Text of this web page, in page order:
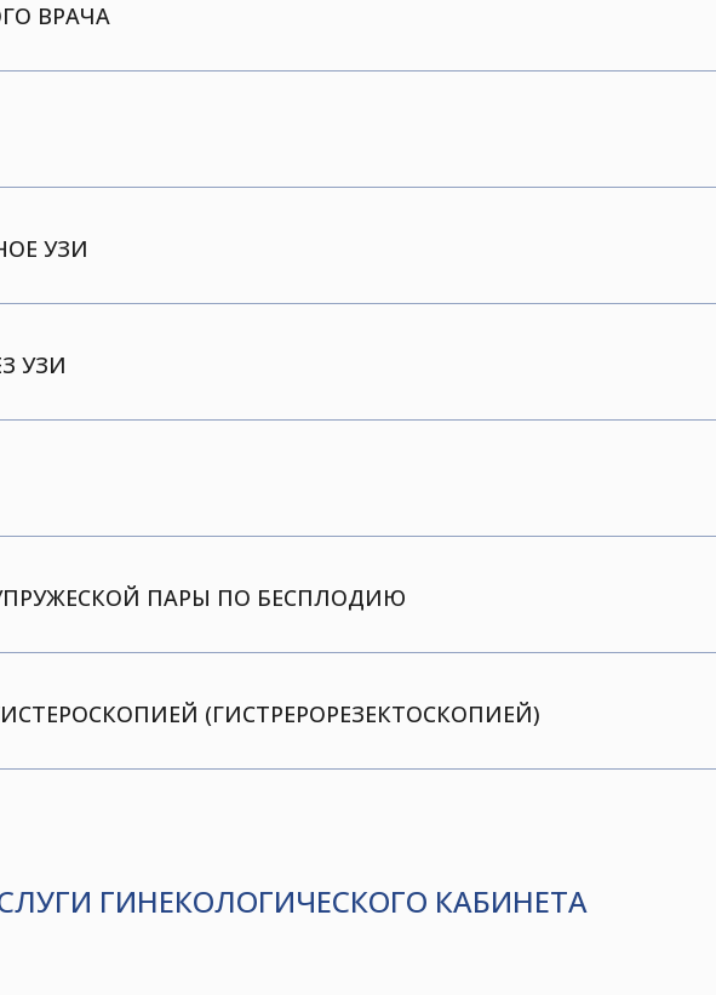
ВРАЧА
УЗИ
УЗИ
ПАРЫ ПО БЕСПЛОДИЮ
(ГИСТРЕРОРЕЗЕКТОСКОПИЕЙ)
ГИНЕКОЛОГИЧЕСКОГО КАБИНЕТА